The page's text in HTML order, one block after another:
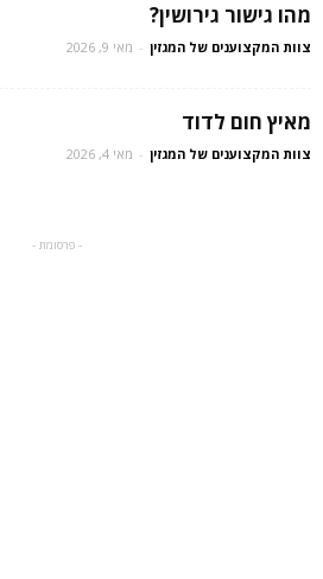
מהו גישור גירושין?
צוות המקצוענים של המגזין - מאי 9, 2026
מאיץ חום לדוד
צוות המקצוענים של המגזין - מאי 4, 2026
- פרסומת -